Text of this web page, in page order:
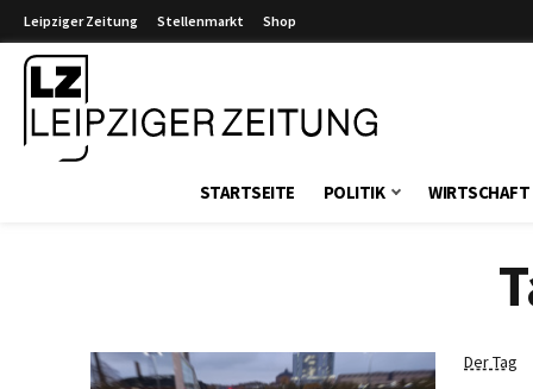
Leipziger Zeitung Stellenmarkt Shop
STARTSEITE POLITIK WIRTSCHAFT
Der Tag